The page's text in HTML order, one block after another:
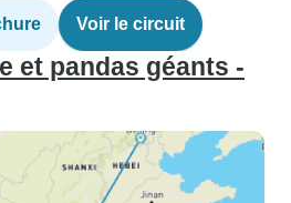
Voir le circuit
et pandas géants -